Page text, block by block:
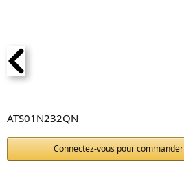
ATS01N232QN
Connectez-vous pour commander